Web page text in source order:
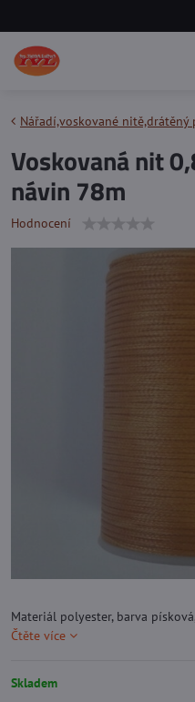
Nářadí,voskované
Voskovaná nit
návin 78m
Hodnocení
Materiál polyester, barva
Čtěte více
Skladem